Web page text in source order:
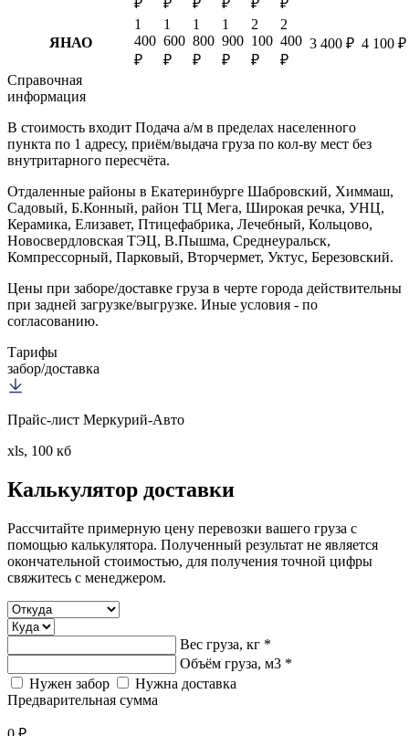
₽
₽
₽
₽
₽
₽
ЯНАО
1
400
₽
1
600
₽
1
800
₽
1
900
₽
2
100
₽
2
400
₽
3 400 ₽ 4 100 ₽
Справочная
информация
В стоимость входит Подача а/м в пределах населенного
пункта по 1 адресу, приём/выдача груза по кол-ву мест без
внутритарного пересчёта.
Отдаленные районы в Екатеринбурге Шабровский, Химмаш,
Садовый, Б.Конный, район ТЦ Мега, Широкая речка, УНЦ,
Керамика, Елизавет, Птицефабрика, Лечебный, Кольцово,
Новосвердловская ТЭЦ, В.Пышма, Среднеуральск,
Компрессорный, Парковый, Вторчермет, Уктус, Березовский.
Цены при заборе/доставке груза в черте города действительны
при задней загрузке/выгрузке. Иные условия - по
согласованию.
Тарифы
забор/доставка
Прайс-лист Меркурий-Авто
xls, 100 кб
Калькулятор доставки
Рассчитайте примерную цену перевозки вашего груза с
помощью калькулятора. Полученный результат не является
окончательной стоимостью, для получения точной цифры
свяжитесь с менеджером.
Вес груза, кг *
Объём груза, м3 *
Нужен забор
Нужна доставка
Предварительная сумма